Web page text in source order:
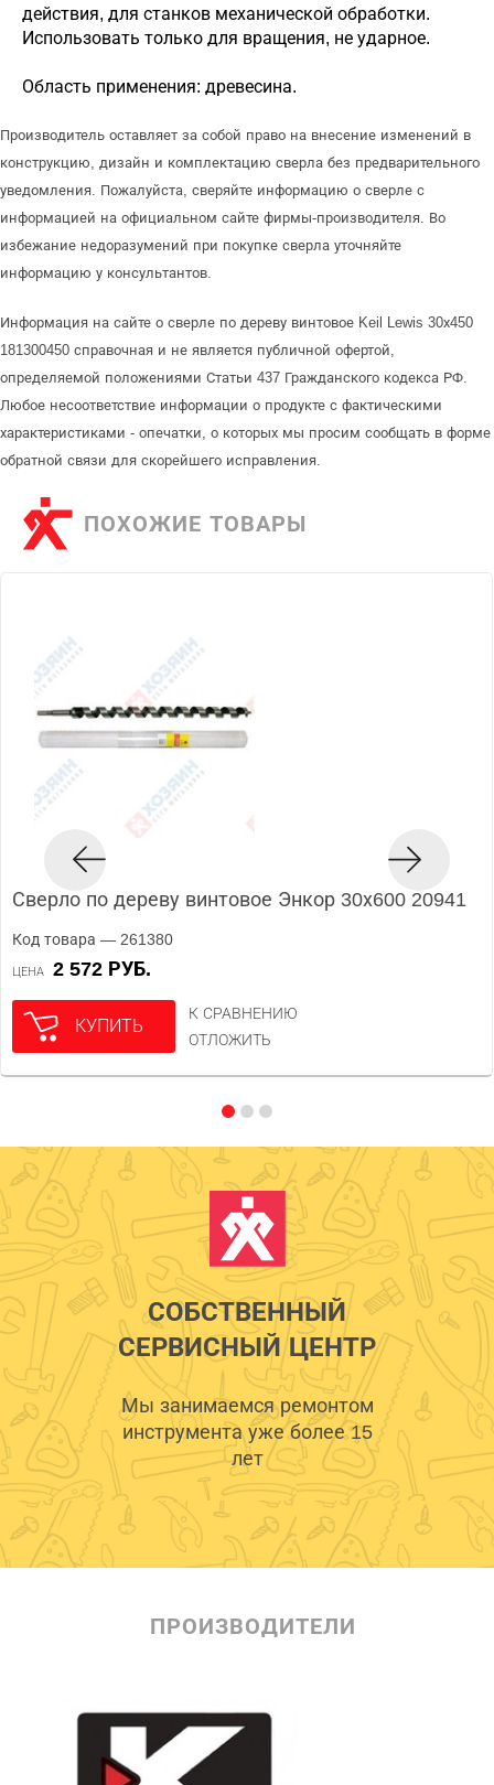
действия, для станков механической обработки.
Использовать только для вращения, не ударное.
Область применения: древесина.
Производитель оставляет за собой право на внесение изменений в
конструкцию, дизайн и комплектацию сверла без предварительного
уведомления. Пожалуйста, сверяйте информацию о сверле с
информацией на официальном сайте фирмы-производителя. Во
избежание недоразумений при покупке сверла уточняйте
информацию у консультантов.
Информация на сайте о сверле по дереву винтовое Keil Lewis 30х450
181300450 справочная и не является публичной офертой,
определяемой положениями Статьи 437 Гражданского кодекса РФ.
Любое несоответствие информации о продукте с фактическими
характеристиками - опечатки, о которых мы просим сообщать в форме
обратной связи для скорейшего исправления.
ПОХОЖИЕ ТОВАРЫ
Сверло по дереву винтовое Энкор 30х600 20941
Код товара — 261380
ЦЕНА 2 572 РУБ.
КУПИТЬ
К СРАВНЕНИЮ
ОТЛОЖИТЬ
СОБСТВЕННЫЙ
СЕРВИСНЫЙ ЦЕНТР
Мы занимаемся ремонтом
инструмента уже более 15
лет
ПРОИЗВОДИТЕЛИ